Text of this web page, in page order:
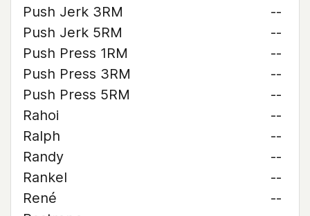
Push Jerk 3RM
--
Push Jerk 5RM
--
Push Press 1RM
--
Push Press 3RM
--
Push Press 5RM
--
Rahoi
--
Ralph
--
Randy
--
Rankel
--
René
--